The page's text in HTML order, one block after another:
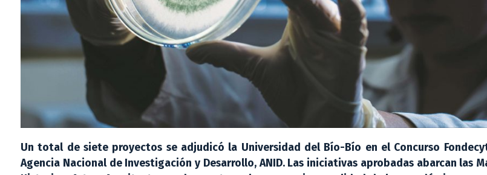
Un total de siete proyectos se adjudicó la Universidad del Bío-Bío en el Concurso
Agencia Nacional de Investigación y Desarrollo, ANID. Las iniciativas aprobadas abarcan las